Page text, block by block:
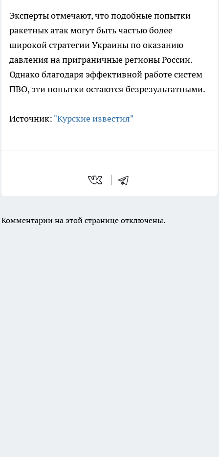
Эксперты отмечают, что подобные попытки
ракетных атак могут быть частью более
широкой стратегии Украины по оказанию
давления на приграничные регионы России.
Однако благодаря эффективной работе систем
ПВО, эти попытки остаются безрезультатными.
Источник: "Курские известия"
Комментарии на этой странице отключены.